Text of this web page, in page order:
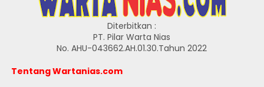
Diterbitkan :
PT. Pilar Warta Nias
No. AHU-043662.AH.01.30.Tahun 2022
Tentang Wartanias.com